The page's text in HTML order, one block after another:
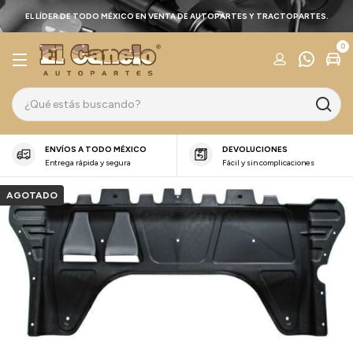
EL LÍDER DE TODO MÉXICO EN VENTA DE AUTOPARTES Y TRACTOPARTES.
0
ENVÍOS A TODO MÉXICO
Entrega rápida y segura
DEVOLUCIONES
Fácil y sin complicaciones
AGOTADO